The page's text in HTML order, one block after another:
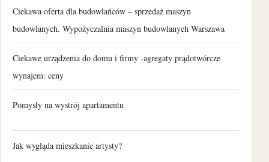
Ciekawa oferta dla budowlańców – sprzedaż maszyn
budowlanych. Wypożyczalnia maszyn budowlanych Warszawa
Ciekawe urządzenia do domu i firmy -agregaty prądotwórcze
wynajem: ceny
Pomysły na wystrój apartamentu
Jak wygląda mieszkanie artysty?